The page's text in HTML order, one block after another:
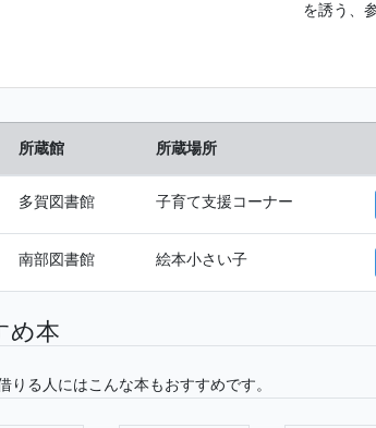
を誘う、
所蔵館 所蔵場所
多賀図書館 子育て支援コーナー
南部図書館 絵本小さい子
め本
りる人にはこんな本もおすすめです。